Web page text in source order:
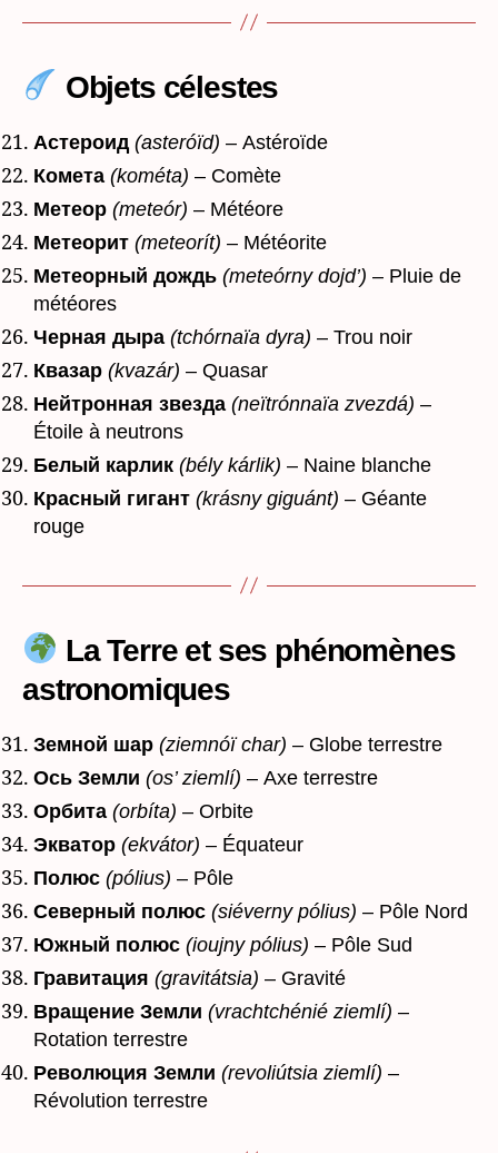
Objets célestes
Астероид (asteróïd) – Astéroïde
Комета (kométa) – Comète
Метеор (meteór) – Météore
Метеорит (meteorít) – Météorite
Метеорный дождь (meteórny dojd’) – Pluie de
météores
Черная дыра (tchórnaïa dyra) – Trou noir
Квазар (kvazár) – Quasar
Нейтронная звезда (neïtrónnaïa zvezdá) –
Étoile à neutrons
Белый карлик (bély kárlik) – Naine blanche
Красный гигант (krásny giguánt) – Géante
rouge
La Terre et ses phénomènes
astronomiques
Земной шар (ziemnóï char) – Globe terrestre
Ось Земли (os’ ziemlí) – Axe terrestre
Орбита (orbíta) – Orbite
Экватор (ekvátor) – Équateur
Полюс (pólius) – Pôle
Северный полюс (siéverny pólius) – Pôle Nord
Южный полюс (ioujny pólius) – Pôle Sud
Гравитация (gravitátsia) – Gravité
Вращение Земли (vrachtchénié ziemlí) –
Rotation terrestre
Революция Земли (revoliútsia ziemlí) –
Révolution terrestre